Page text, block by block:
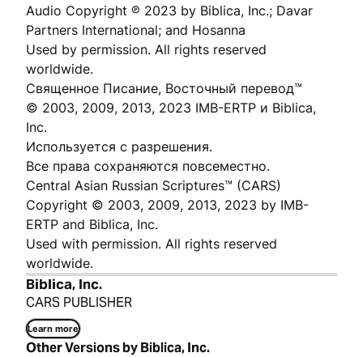
Audio Copyright ℗ 2023 by Biblica, Inc.; Davar
Partners International; and Hosanna
Used by permission. All rights reserved
worldwide.
Священное Писание, Восточный перевод™
© 2003, 2009, 2013, 2023 IMB-ERTP и Biblica,
Inc.
Используется с разрешения.
Все права сохраняются повсеместно.
Central Asian Russian Scriptures™ (CARS)
Copyright © 2003, 2009, 2013, 2023 by IMB-
ERTP and Biblica, Inc.
Used with permission. All rights reserved
worldwide.
Biblica, Inc.
CARS PUBLISHER
Learn more
Other Versions by Biblica, Inc.